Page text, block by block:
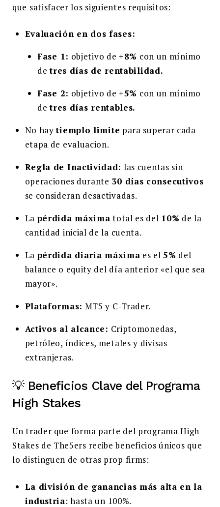
que satisfacer los siguientes requisitos:
Evaluación en dos fases:
Fase 1: objetivo de +8% con un mínimo
detres días de rentabilidad.
Fase 2: objetivo de +5% con un mínimo
detres días rentables.
No haytiemplo limite para superar cada
etapa de evaluacion.
Regla de Inactividad: las cuentas sin
operaciones durante 30 días consecutivos
se consideran desactivadas.
La pérdida máxima total es del 10% de la
cantidad inicial de la cuenta.
La pérdida diaria máxima es el5% del
balance o equity del día anterior «el que sea
mayor».
Plataformas: MT5 y C-Trader.
Activos al alcance: Criptomonedas,
petróleo, índices, metales y divisas
extranjeras.
💡 Beneficios Clave del Programa
High Stakes
Un trader que forma parte del programa High
Stakes de The5ers recibe beneficios únicos que
lo distinguen de otras prop firms:
La división de ganancias más alta en la
industria: hasta un 100%.